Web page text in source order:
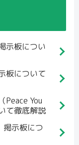
示板につい
板について
Peace You
て徹底解説
掲示板につ